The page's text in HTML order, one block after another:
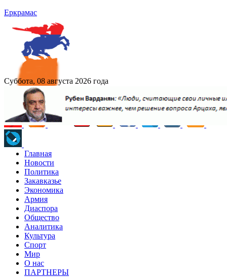
Еркрамас
Суббота, 08 августа 2026 года
Главная
Новости
Политика
Закавказье
Экономика
Армия
Диаспора
Общество
Аналитика
Культура
Спорт
Мир
О нас
ПАРТНЕРЫ